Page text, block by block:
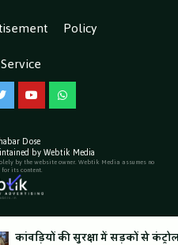
एक्सरसाइज जारी, एक दिन में 30,610
Policy
TwitterYouTubeWhatsApp
Dose
by Webtik Media
by the website owner. Webtik Media assumes no
its content.
में सड़कों से कंट्रोल रूम तक